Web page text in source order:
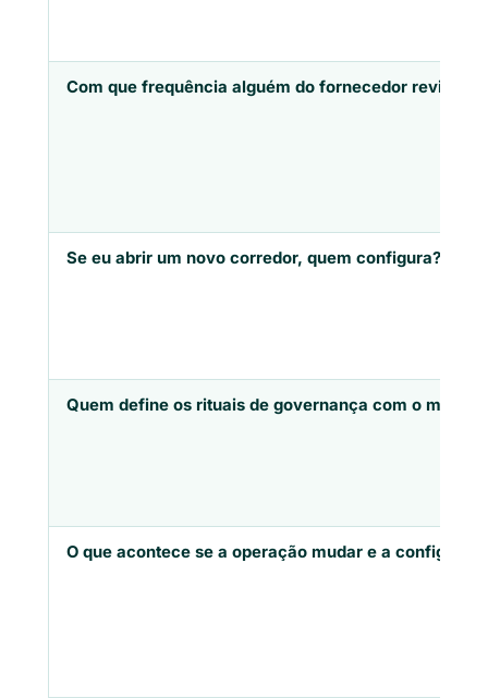
Com que frequência alguém do fornecedor revisa
Se eu abrir um novo corredor, quem configura?
Quem define os rituais de governança com o meu
O que acontece se a operação mudar e a